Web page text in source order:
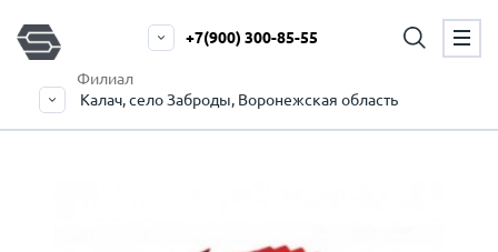
Филиал
Калач, село Заброды, Воронежская область
+7(900) 300-85-55